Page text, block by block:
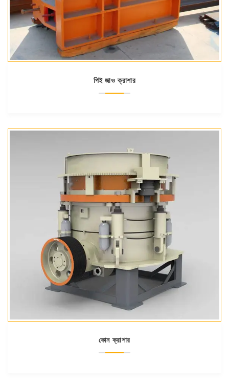
পিই জাও ক্রাশার
কোন ক্রাশার